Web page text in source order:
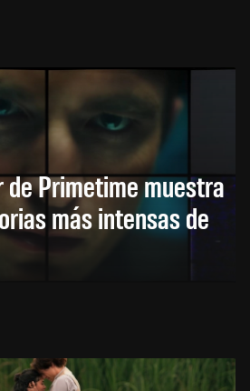
de Primetime muestra
más intensas de